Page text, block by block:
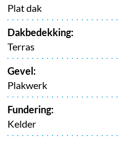
Plat dak
Dakbedekking:
Terras
Gevel:
Plakwerk
Fundering:
Kelder